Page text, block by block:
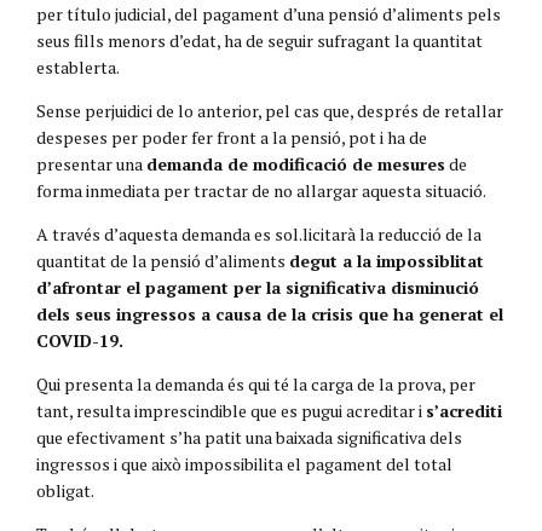
per título judicial, del pagament d’una pensió d’aliments pels
seus fills menors d’edat, ha de seguir sufragant la quantitat
establerta.
Sense perjuidici de lo anterior, pel cas que, després de retallar
despeses per poder fer front a la pensió, pot i ha de
presentar una demanda de modificació de mesures de
forma inmediata per tractar de no allargar aquesta situació.
A través d’aquesta demanda es sol.licitarà la reducció de la
quantitat de la pensió d’aliments degut a la impossiblitat
d’afrontar el pagament per la significativa disminució
dels seus ingressos a causa de la crisis que ha generat el
COVID-19.
Qui presenta la demanda és qui té la carga de la prova, per
tant, resulta imprescindible que es pugui acreditar i s’acrediti
que efectivament s’ha patit una baixada significativa dels
ingressos i que això impossibilita el pagament del total
obligat.